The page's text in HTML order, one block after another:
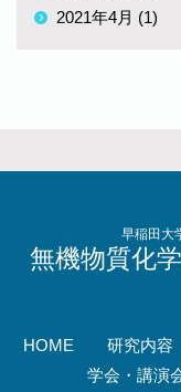
2021年4月 (1)
早稲田大
無機物質化
HOME 研究内容
学会・講演